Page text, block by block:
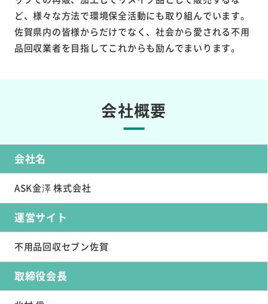
ど、様々な方法で環境保全活動にも取り組んでいます。
佐賀県内の皆様からだけでなく、社会から愛される不用
品回収業者を目指してこれからも励んでまいります。
会社概要
会社名
ASK金澤 株式会社
運営サイト
不用品回収セブン佐賀
取締役会長